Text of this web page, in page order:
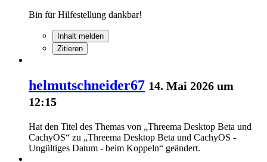
Bin für Hilfestellung dankbar!
Inhalt melden
Zitieren
helmutschneider67 14. Mai 2026 um
12:15
Hat den Titel des Themas von „Threema Desktop Beta und
CachyOS“ zu „Threema Desktop Beta und CachyOS -
Ungültiges Datum - beim Koppeln“ geändert.